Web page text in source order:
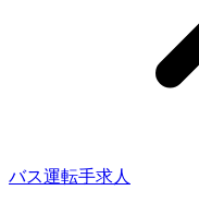
バス運転手求人